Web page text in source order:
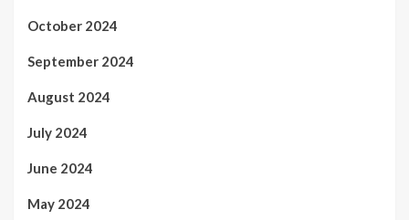
October 2024
September 2024
August 2024
July 2024
June 2024
May 2024